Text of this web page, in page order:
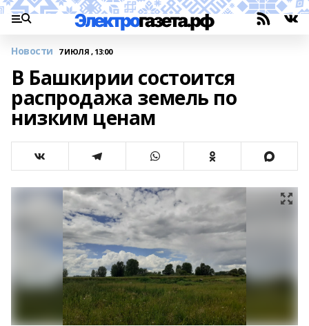
Новости 7 ИЮЛЯ , 13:00
В Башкирии состоится
распродажа земель по
низким ценам